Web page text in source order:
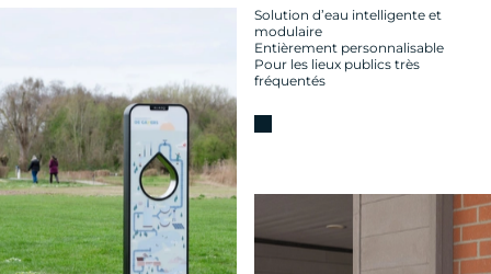
Solution d’eau intelligente et
modulaire
Entièrement personnalisable
Pour les lieux publics très
fréquentés